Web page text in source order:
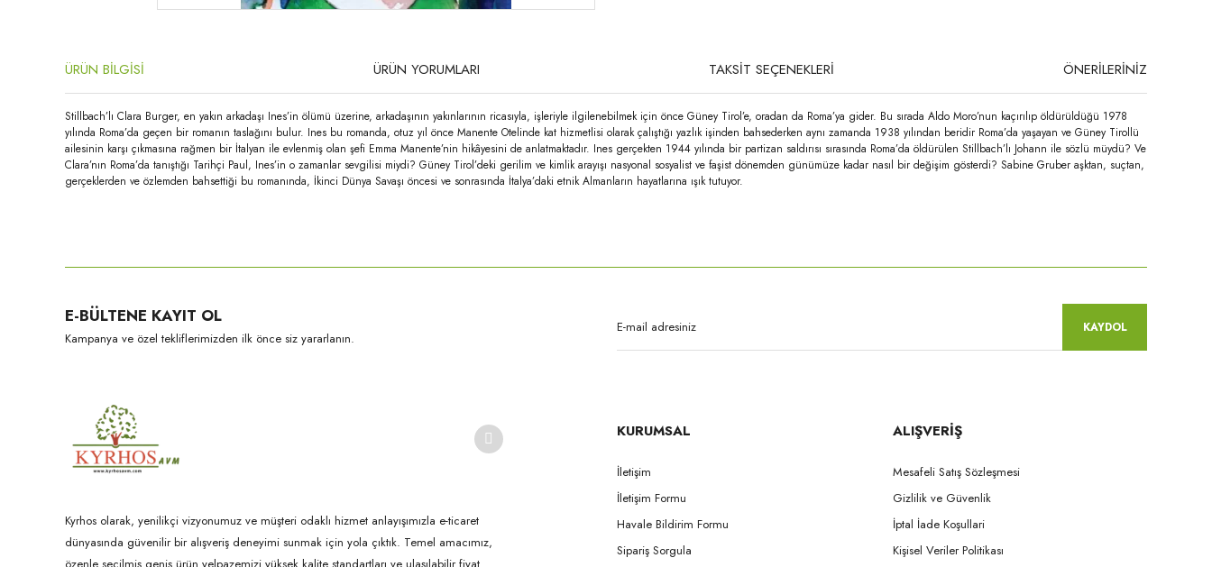
ÜRÜN BİLGİSİ ÜRÜN YORUMLARI TAKSİT SEÇENEKLERİ ÖNERİLERİNİZ
Stillbach’lı Clara Burger, en yakın arkadaşı Ines’in ölümü üzerine, arkadaşının yakınlarının ricasıyla, işleriyle ilgilenebilmek için önce Güney Tirol’e, oradan da Roma’ya gider. Bu sırada Aldo Moro’nun kaçırılıp öldürüldüğü 1978
yılında Roma’da geçen bir romanın taslağını bulur. Ines bu romanda, otuz yıl önce Manente Otelinde kat hizmetlisi olarak çalıştığı yazlık işinden bahsederken aynı zamanda 1938 yılından beridir Roma’da yaşayan ve Güney Tirollü
ailesinin karşı çıkmasına rağmen bir İtalyan ile evlenmiş olan şefi Emma Manente’nin hikâyesini de anlatmaktadır. Ines gerçekten 1944 yılında bir partizan saldırısı sırasında Roma’da öldürülen Stillbach’lı Johann ile sözlü müydü? Ve
Clara’nın Roma’da tanıştığı Tarihçi Paul, Ines’in o zamanlar sevgilisi miydi? Güney Tirol’deki gerilim ve kimlik arayışı nasyonal sosyalist ve faşist dönemden günümüze kadar nasıl bir değişim gösterdi? Sabine Gruber aşktan, suçtan,
gerçeklerden ve özlemden bahsettiği bu romanında, İkinci Dünya Savaşı öncesi ve sonrasında İtalya’daki etnik Almanların hayatlarına ışık tutuyor.
Ürün açıklamasında eksik bilgiler bulunuyor.
Ürün bilgilerinde hatalar bulunuyor.
E-BÜLTENE KAYIT OL
Kampanya ve özel tekliflerimizden ilk önce siz yararlanın.
KAYDOL
Kyrhos olarak, yenilikçi vizyonumuz ve müşteri odaklı hizmet anlayışımızla e-ticaret
dünyasında güvenilir bir alışveriş deneyimi sunmak için yola çıktık. Temel amacımız,
KURUMSAL
İletişim
İletişim Formu
Havale Bildirim Formu
Sipariş Sorgula
ALIŞVERİŞ
Mesafeli Satış Sözleşmesi
Gizlilik ve Güvenlik
İptal İade Koşullari
Kişisel Veriler Politikası